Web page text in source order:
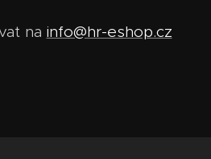
na info@hr-eshop.cz